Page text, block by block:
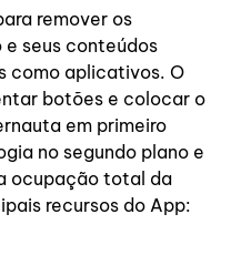
remover os
seus conteúdos
como aplicativos. O
botões e colocar o
em primeiro
no segundo plano e
ocupação total da
recursos do App: